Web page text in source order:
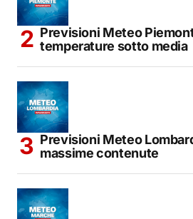
Previsioni Meteo
temperature sotto media
Previsioni Meteo
massime contenute